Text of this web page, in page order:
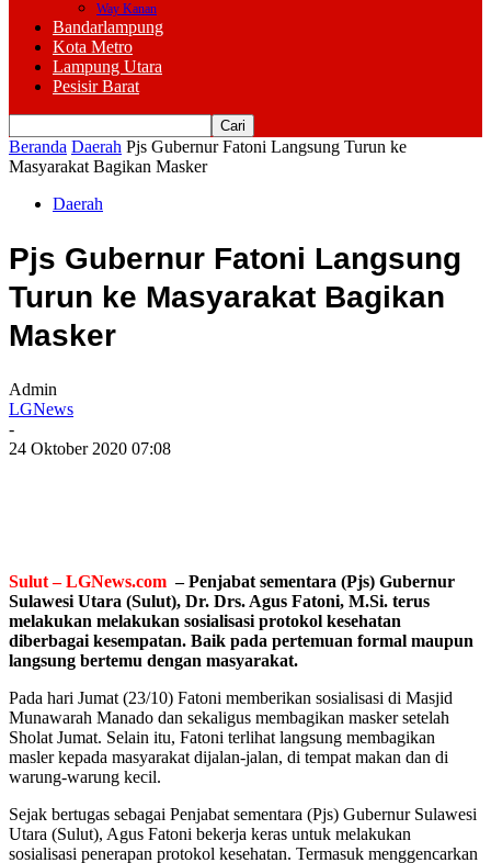
Way Kanan
Bandarlampung
Kota Metro
Lampung Utara
Pesisir Barat
Beranda Daerah Pjs Gubernur Fatoni Langsung Turun ke
Masyarakat Bagikan Masker
Daerah
Pjs Gubernur Fatoni Langsung
Turun ke Masyarakat Bagikan
Masker
Admin
LGNews
-
24 Oktober 2020 07:08
Sulut – LGNews.com – Penjabat sementara (Pjs) Gubernur
Sulawesi Utara (Sulut), Dr. Drs. Agus Fatoni, M.Si. terus
melakukan melakukan sosialisasi protokol kesehatan
diberbagai kesempatan. Baik pada pertemuan formal maupun
langsung bertemu dengan masyarakat.
Pada hari Jumat (23/10) Fatoni memberikan sosialisasi di Masjid
Munawarah Manado dan sekaligus membagikan masker setelah
Sholat Jumat. Selain itu, Fatoni terlihat langsung membagikan
masler kepada masyarakat dijalan-jalan, di tempat makan dan di
warung-warung kecil.
Sejak bertugas sebagai Penjabat sementara (Pjs) Gubernur Sulawesi
Utara (Sulut), Agus Fatoni bekerja keras untuk melakukan
sosialisasi penerapan protokol kesehatan. Termasuk menggencarkan